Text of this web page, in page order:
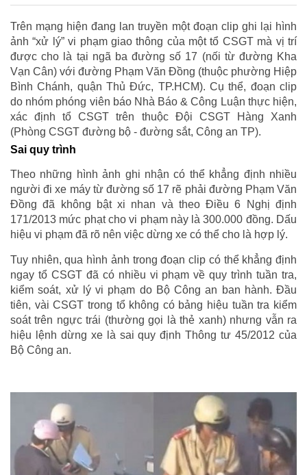
Trên mạng hiện đang lan truyền một đoạn clip ghi lại hình
ảnh “xử lý” vi phạm giao thông của một tổ CSGT mà vị trí
được cho là tại ngã ba đường số 17 (nối từ đường Kha
Vạn Cân) với đường Phạm Văn Đồng (thuộc phường Hiệp
Bình Chánh, quận Thủ Đức, TP.HCM). Cụ thể, đoạn clip
do nhóm phóng viên báo Nhà Báo & Công Luận thực hiện,
xác định tổ CSGT trên thuộc Đội CSGT Hàng Xanh
(Phòng CSGT đường bộ - đường sắt, Công an TP).
Sai quy trình
Theo những hình ảnh ghi nhận có thể khẳng định nhiều
người đi xe máy từ đường số 17 rẽ phải đường Phạm Văn
Đồng đã không bật xi nhan và theo Điều 6 Nghị định
171/2013 mức phạt cho vi phạm này là 300.000 đồng. Dấu
hiệu vi phạm đã rõ nên việc dừng xe có thể cho là hợp lý.
Tuy nhiên, qua hình ảnh trong đoạn clip có thể khẳng định
ngay tổ CSGT đã có nhiều vi phạm về quy trình tuần tra,
kiểm soát, xử lý vi phạm do Bộ Công an ban hành. Đầu
tiên, vài CSGT trong tổ không có bảng hiệu tuần tra kiểm
soát trên ngực trái (thường gọi là thẻ xanh) nhưng vẫn ra
hiệu lệnh dừng xe là sai quy định Thông tư 45/2012 của
Bộ Công an.